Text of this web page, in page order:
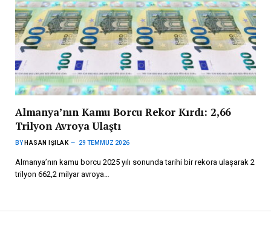
Almanya’nın Kamu Borcu Rekor Kırdı: 2,66
Trilyon Avroya Ulaştı
BY HASAN IŞILAK 29 TEMMUZ 2026
Almanya’nın kamu borcu 2025 yılı sonunda tarihi bir rekora ulaşarak 2
trilyon 662,2 milyar avroya…